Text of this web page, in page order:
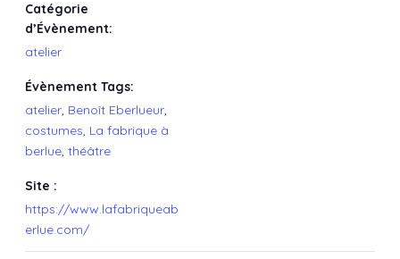
Catégorie
d’Évènement:
atelier
Évènement Tags:
atelier, Benoît Eberlueur,
costumes, La fabrique à
berlue, théâtre
Site :
https://www.lafabriqueab
erlue.com/